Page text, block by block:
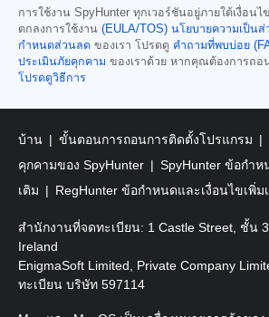
การใช้งาน SpyHunter ทุกเวอร์ชันอยู่ภายใต้เงื่อน
ตกลงการใช้งาน (EULA/TOS) นโยบายความเป็น
กำหนดส่วนลด ของเรา โปรดดู คำถามที่พบบ่อย
ประเมินภัยคุกคาม ของเราด้วย หากคุณต้องการถอ
โปรดดูวิธีการ
บ้าน ขั้นตอนการถอนการติดตั้งโปรแกรม
คุกคามของ SpyHunter
SpyHunter ข้อกำห
เติม
RegHunter ข้อกำหนดและเงื่อนไขเพิ่ม
สำนักงานที่จดทะเบียน: 1 Castle Street, ชั้น
Ireland
EnigmaSoft Limited, Private Company
ทะเบียน บริษัท 597114